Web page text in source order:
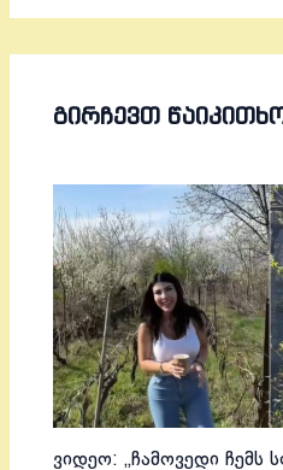
ᲒᲘᲠᲩᲔᲕᲗ
ვიდეო: „ჩამოვედი ჩემს